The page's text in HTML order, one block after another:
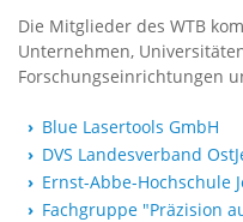
Die Mitglieder des WTB
Unternehmen,
Forschungseinrichtungen
Blue Lasertools GmbH
DVS Landesverband Ost
Ernst-Abbe-Hochschule
Fachgruppe "Präzision